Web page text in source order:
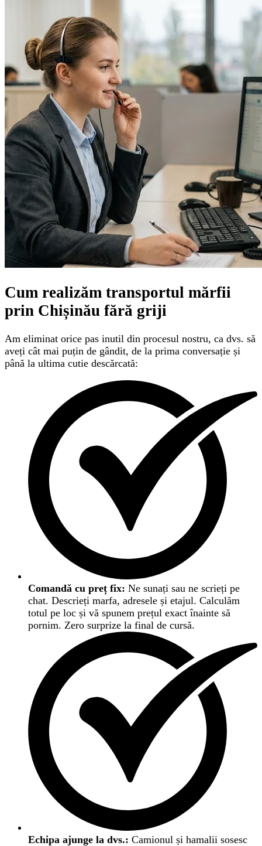
Cum realizăm transportul mărfii
prin Chișinău fără griji
Am eliminat orice pas inutil din procesul nostru, ca dvs. să
aveți cât mai puțin de gândit, de la prima conversație și
până la ultima cutie descărcată:
Comandă cu preț fix: Ne sunați sau ne scrieți pe
chat. Descrieți marfa, adresele și etajul. Calculăm
totul pe loc și vă spunem prețul exact înainte să
pornim. Zero surprize la final de cursă.
Echipa ajunge la dvs.: Camionul și hamalii sosesc